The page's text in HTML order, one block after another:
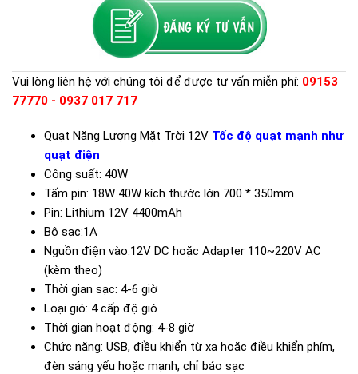
Vui lòng liên hệ với chúng tôi để được tư vấn miễn phí: 09153
77770 - 0937 017 717
Quạt Năng Lượng Mặt Trời 12V Tốc độ quạt mạnh như
quạt điện
Công suất: 40W
Tấm pin: 18W 40W kích thước lớn 700 * 350mm
Pin: Lithium 12V 4400mAh
Bộ sạc:1A
Nguồn điện vào:12V DC hoặc Adapter 110~220V AC
(kèm theo)
Thời gian sạc: 4-6 giờ
Loại gió: 4 cấp độ gió
Thời gian hoạt động: 4-8 giờ
Chức năng: USB, điều khiển từ xa hoặc điều khiển phím,
đèn sáng yếu hoặc mạnh, chỉ báo sạc